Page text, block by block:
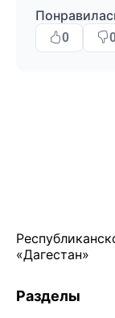
0
«Дагестан»
Разделы